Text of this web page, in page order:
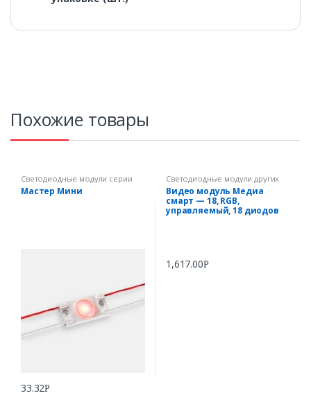
Похожие товары
Светодиодные модули серии
Мастер
Мастер Мини
33.32Р
Светодиодные модули других
фирм
Видео модуль Медиа
смарт — 18, RGB,
управляемый, 18 диодов
1,617.00Р